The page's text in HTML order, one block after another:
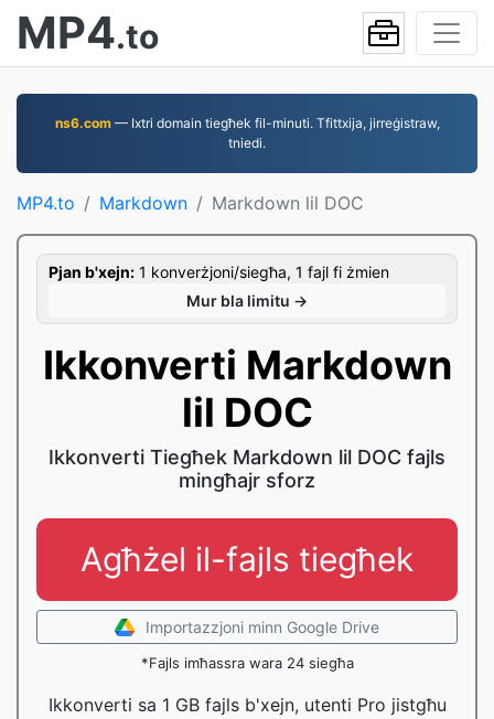
MP4.to
ns6.com— Ixtri domain tiegħek fil-minuti. Tfittxija, jirreġistraw,
tniedi.
MP4.to Markdown Markdown lil DOC
Pjan b'xejn: 1 konverżjoni/siegħa, 1 fajl fi żmien
Mur bla limitu →
Ikkonverti Markdown
lil DOC
Ikkonverti Tiegħek Markdown lil DOC fajls
mingħajr sforz
Agħżel il-fajls tiegħek
Importazzjoni minn Google Drive
*Fajls imħassra wara 24 siegħa
Ikkonverti sa 1 GB fajls b'xejn, utenti Pro jistgħu